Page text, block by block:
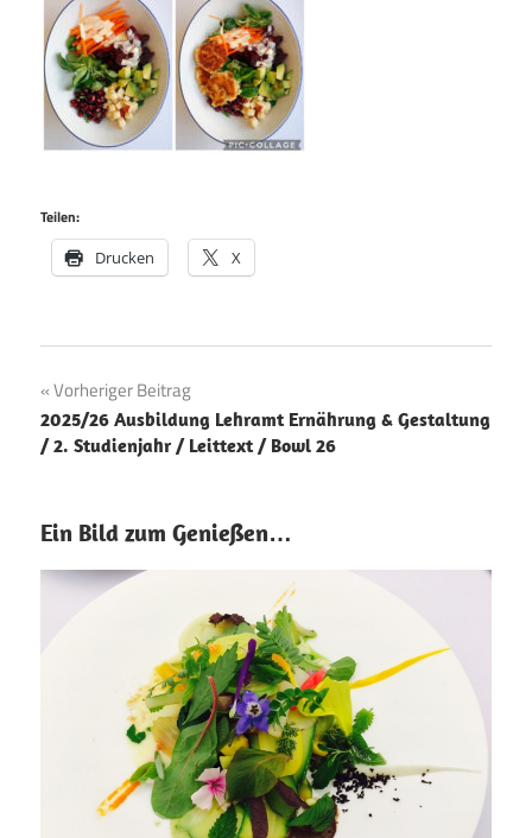
Teilen:
Drucken X
Beitragsnavigation
Vorheriger Beitrag
2025/26 Ausbildung Lehramt Ernährung & Gestaltung
/ 2. Studienjahr / Leittext / Bowl 26
Ein Bild zum Genießen…